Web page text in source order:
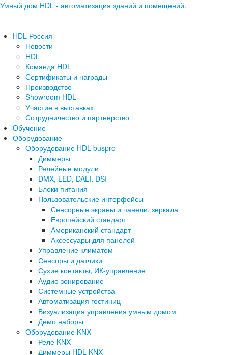
Умный дом HDL - автоматизация зданий и помещений.
HDL Россия
Новости
HDL
Команда HDL
Сертификаты и награды
Производство
Showroom HDL
Участие в выставках
Сотрудничество и партнёрство
Обучение
Оборудование
Оборудование HDL buspro
Диммеры
Релейные модули
DMX, LED, DALI, DSI
Блоки питания
Пользовательские интерфейсы
Сенсорные экраны и панели, зеркала
Европейский стандарт
Американский стандарт
Аксессуары для панелей
Управление климатом
Сенсоры и датчики
Сухие контакты, ИК-управление
Аудио зонирование
Системные устройства
Автоматизация гостиниц
Визуализация управления умным домом
Демо наборы
Оборудование KNX
Реле KNX
Диммеры HDL KNX